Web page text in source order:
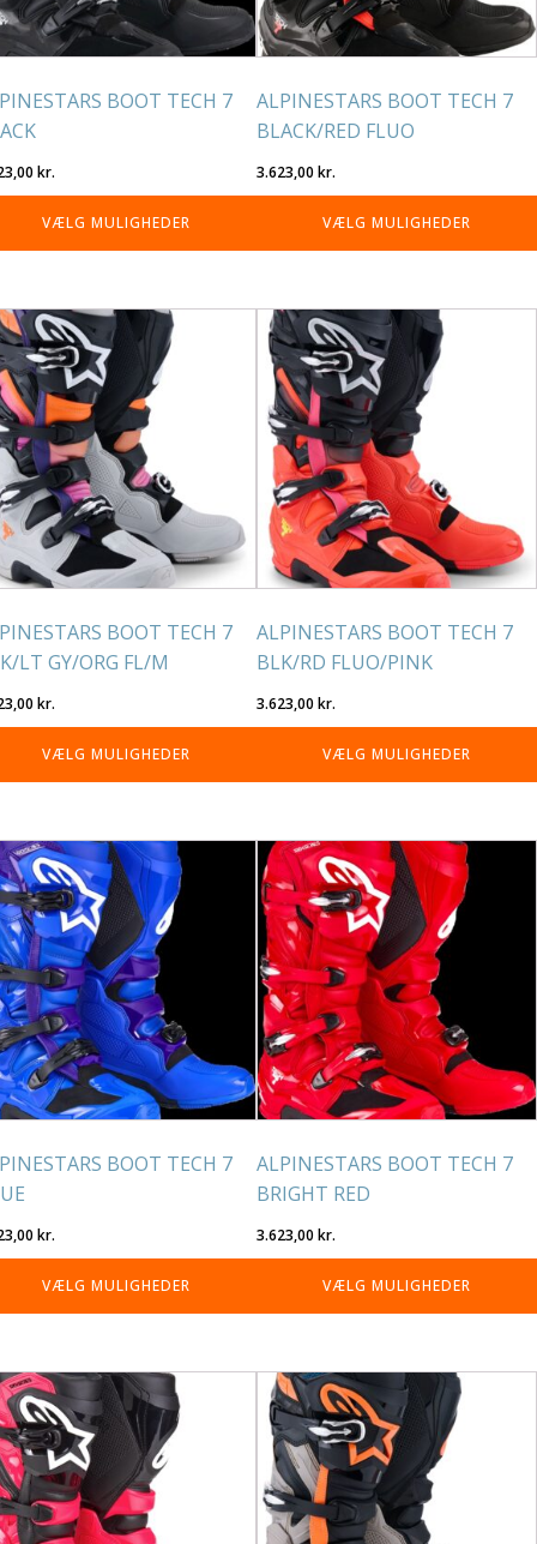
BOOT TECH 7
kr.
VÆLG MULIGHEDER
ALPINESTARS BOOT TECH 7
BLACK/RED FLUO
3.623,00kr.
VÆLG MULIGHEDER
på
varesiden
BOOT TECH 7
LT GY/ORG FL/M
kr.
VÆLG MULIGHEDER
ALPINESTARS BOOT TECH 7
BLK/RD FLUO/PINK
3.623,00kr.
VÆLG MULIGHEDER
Dette
vare
har
flere
varianter.
Mulighederne
kan
vælges
på
varesiden
BOOT TECH 7
kr.
VÆLG MULIGHEDER
ALPINESTARS BOOT TECH 7
BRIGHT RED
3.623,00kr.
VÆLG MULIGHEDER
Dette
vare
har
flere
varianter.
Mulighederne
kan
vælges
på
varesiden
Dette
vare
har
flere
varianter.
Mulighederne